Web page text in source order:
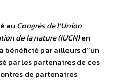
au Congrès de l’Union
de la nature (IUCN)en
bénéficié par ailleurs d’’un
par les partenaires de ces
de partenaires